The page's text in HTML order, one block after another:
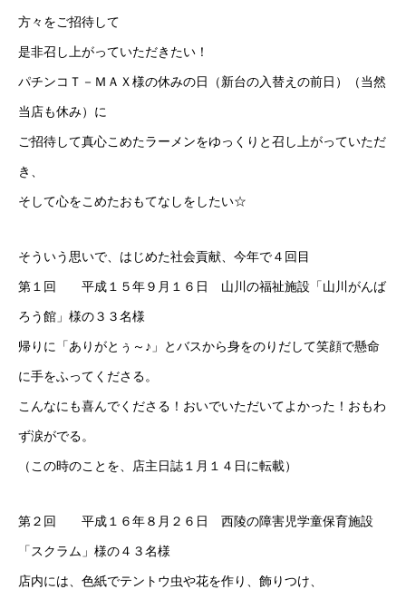
方々をご招待して
是非召し上がっていただきたい！
パチンコＴ－ＭＡＸ様の休みの日（新台の入替えの前日）（当然
当店も休み）に
ご招待して真心こめたラーメンをゆっくりと召し上がっていただ
き、
そして心をこめたおもてなしをしたい☆
そういう思いで、はじめた社会貢献、今年で４回目
第１回 平成１５年９月１６日 山川の福祉施設「山川がんば
ろう館」様の３３名様
帰りに「ありがとぅ～♪」とバスから身をのりだして笑顔で懸命
に手をふってくださる。
こんなにも喜んでくださる！おいでいただいてよかった！おもわ
ず涙がでる。
（この時のことを、店主日誌１月１４日に転載）
第２回 平成１６年８月２６日 西陵の障害児学童保育施設
「スクラム」様の４３名様
店内には、色紙でテントウ虫や花を作り、飾りつけ、